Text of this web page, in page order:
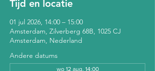
Tijd en locatie
01 jul 2026, 14:00 – 15:00
Amsterdam, Zilverberg 68B, 1025 CJ
Amsterdam, Nederland
Andere datums
wo 12 aug, 14:00